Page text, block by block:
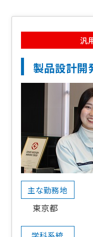
製品設計開
汎
主な勤務地
東京都